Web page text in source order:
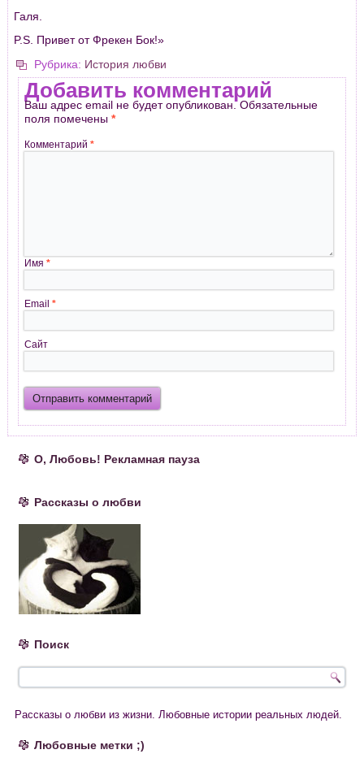
Галя.
P.S. Пpивет от Фpекен Бок!»
Рубрика: История любви
Добавить комментарий
Ваш адрес email не будет опубликован. Обязательные
поля помечены*
Комментарий*
Имя*
Email*
Сайт
О, Любовь! Рекламная пауза
Рассказы о любви
Поиск
Рассказы о любви из жизни. Любовные истории реальных людей.
Любовные метки ;)